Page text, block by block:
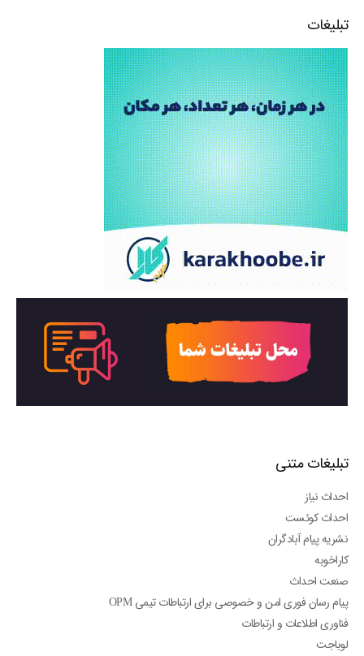
تبلیغات
تبلیغات متنی
احداث نیاز
احداث کوئست
نشریه پیام آبادگران
کاراخوبه
صنعت احداث
پیام رسان فوری امن و خصوصی برای ارتباطات تیمی OPM
فناوری اطلاعات و ارتباطات
لوباجت